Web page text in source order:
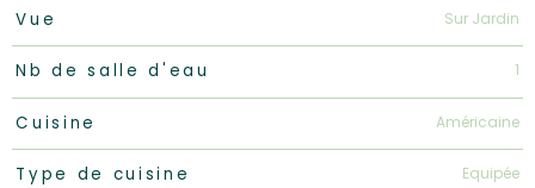
Vue Sur Jardin
Nb de salle d'eau 1
Cuisine Américaine
Type de cuisine Equipée